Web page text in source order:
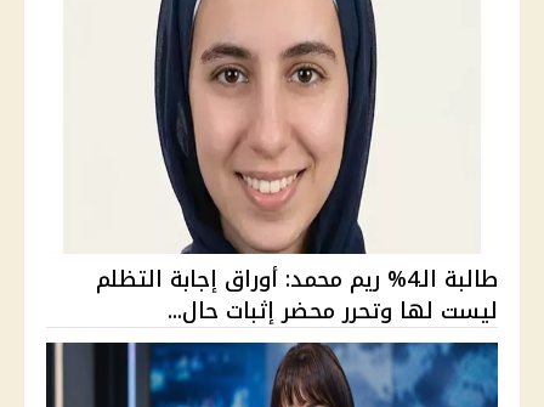
طالبة الـ4% ريم محمد: أوراق إجابة التظلم
ليست لها وتحرر محضر إثبات حال...